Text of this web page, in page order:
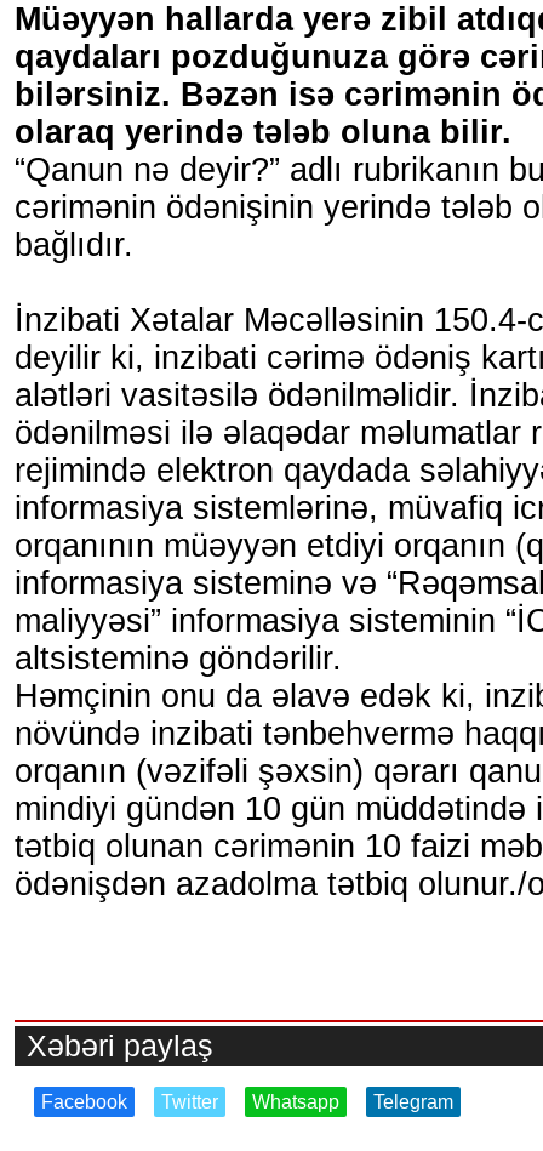
Müəyyən hallarda yerə zibil
qaydaları pozduğunuza görə
bilərsiniz. Bəzən isə cərimənin
olaraq yerində tələb oluna bilir.
“Qanun nə deyir?” adlı rubrikanın
cərimənin ödənişinin yerində tələb
bağlıdır.
İnzibati Xətalar Məcəlləsinin 150.4-
deyilir ki, inzibati cərimə ödəniş
alətləri vasitəsilə ödənilməlidir.
ödənilməsi ilə əlaqədar məlumatlar
rejimində elektron qaydada
informasiya sistemlərinə, müvafiq
orqanının müəyyən etdiyi orqanın
informasiya sisteminə və
maliyyəsi” informasiya sisteminin
altsisteminə göndərilir.
Həmçinin onu da əlavə edək ki,
növündə inzibati tənbehvermə
orqanın (vəzifəli şəxsin) qərarı
mindiyi gündən 10 gün müddətində
tətbiq olunan cərimənin 10 faizi
ödənişdən azadolma tətbiq olunur./
Xəbəri paylaş
Facebook Twitter Whatsapp Telegram